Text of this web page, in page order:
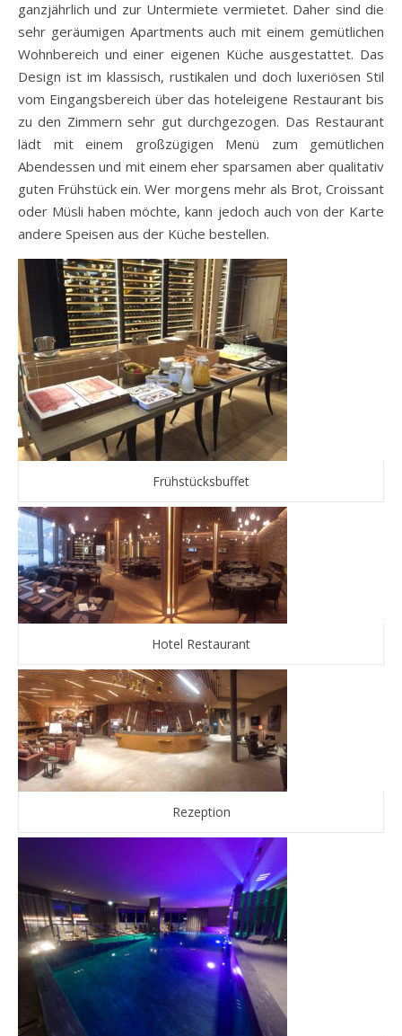
ganzjährlich und zur Untermiete vermietet. Daher sind die
sehr geräumigen Apartments auch mit einem gemütlichen
Wohnbereich und einer eigenen Küche ausgestattet. Das
Design ist im klassisch, rustikalen und doch luxeriösen Stil
vom Eingangsbereich über das hoteleigene Restaurant bis
zu den Zimmern sehr gut durchgezogen. Das Restaurant
lädt mit einem großzügigen Menü zum gemütlichen
Abendessen und mit einem eher sparsamen aber qualitativ
guten Frühstück ein. Wer morgens mehr als Brot, Croissant
oder Müsli haben möchte, kann jedoch auch von der Karte
andere Speisen aus der Küche bestellen.
Frühstücksbuffet
Hotel Restaurant
Rezeption